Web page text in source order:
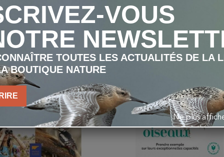
favorite_border
VOUS
TOUTES LES ACTUALITÉS DE LA
BOUTIQUE NATURE
Ne plus